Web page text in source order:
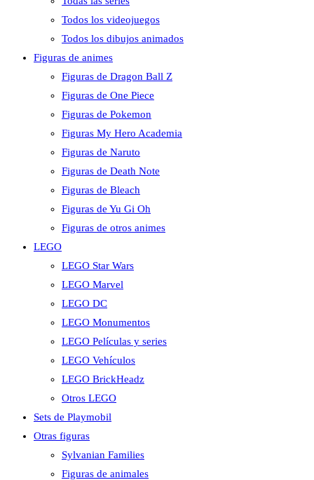
Todos los videojuegos
Todos los dibujos animados
Figuras de animes
Figuras de Dragon Ball Z
Figuras de One Piece
Figuras de Pokemon
Figuras My Hero Academia
Figuras de Naruto
Figuras de Death Note
Figuras de Bleach
Figuras de Yu Gi Oh
Figuras de otros animes
LEGO
LEGO Star Wars
LEGO Marvel
LEGO DC
LEGO Monumentos
LEGO Películas y series
LEGO Vehículos
LEGO BrickHeadz
Otros LEGO
Sets de Playmobil
Otras figuras
Sylvanian Families
Figuras de animales